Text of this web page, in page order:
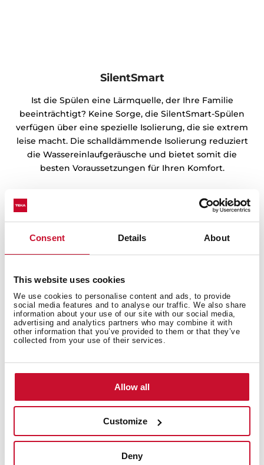
Consent Details About
This website uses cookies
We use cookies to personalise content and ads, to provide
social media features and to analyse our traffic. We also share
information about your use of our site with our social media,
advertising and analytics partners who may combine it with
other information that you’ve provided to them or that they’ve
collected from your use of their services.
Allow all
Customize
Deny
SilentSmart
Ist die Spülen eine Lärmquelle, der Ihre Familie
beeinträchtigt? Keine Sorge, die SilentSmart-Spülen
verfügen über eine spezielle Isolierung, die sie extrem
leise macht. Die schalldämmende Isolierung reduziert
die Wassereinlaufgeräusche und bietet somit die
besten Voraussetzungen für Ihren Komfort.
Spülen mit lebenslanger Garantie
Teka-Spülen zeichnen sich durch höchste Qualität,
Langlebigkeit, extrem widerstandsfähigen Edelstahl,
ergonomisches Design, Funktionalität, problemlose
von unseren Qualitätsstandards so überzeugt, dass wir
eine lebenslange Garantie auf alle unsere Edelstahl-